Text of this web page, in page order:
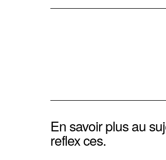
En savoir plus au
reflex ces.